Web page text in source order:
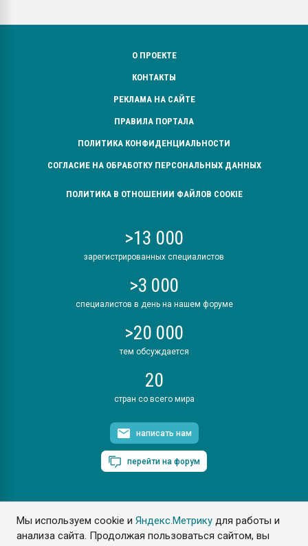
Мы используем cookie иЯндекс.Метрику для работы и
анализа сайта. Продолжая пользоваться сайтом, вы
О ПРОЕКТЕ
КОНТАКТЫ
РЕКЛАМА НА САЙТЕ
ПРАВИЛА ПОРТАЛА
ПОЛИТИКА КОНФИДЕНЦИАЛЬНОСТИ
СОГЛАСИЕ НА ОБРАБОТКУ ПЕРСОНАЛЬНЫХ ДАННЫХ
ПОЛИТИКА В ОТНОШЕНИИ ФАЙЛОВ COOKIE
>13 000
зарегистрированных специалистов
>3 000
специалистов в день на нашем форуме
>20 000
тем обсуждается
20
стран со всего мира
написать нам
перейти на форум
ПластЭксперт © 2006. Все права защищены
Разрешается копирование материалов сайта с обязательной